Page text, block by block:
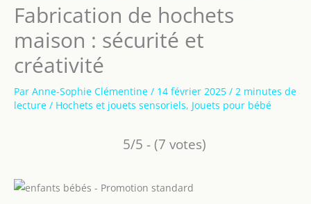
Fabrication de hochets
maison : sécurité et
créativité
Par Anne-Sophie Clémentine / 14 février 2025 / 2 minutes de
lecture / Hochets et jouets sensoriels, Jouets pour bébé
5/5 - (7 votes)